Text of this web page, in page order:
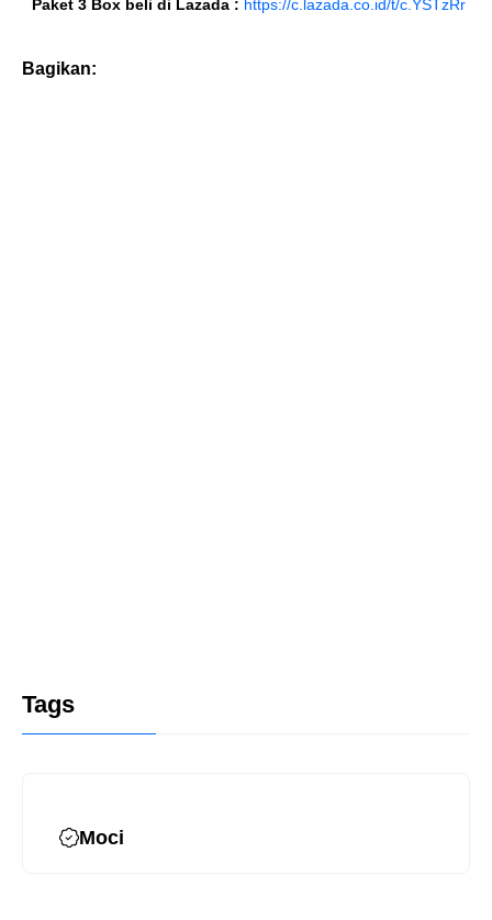
Paket 3 Box beli di Lazada : https://c.lazada.co.id/t/c.YSTzRr
Bagikan:
Tags
Moci